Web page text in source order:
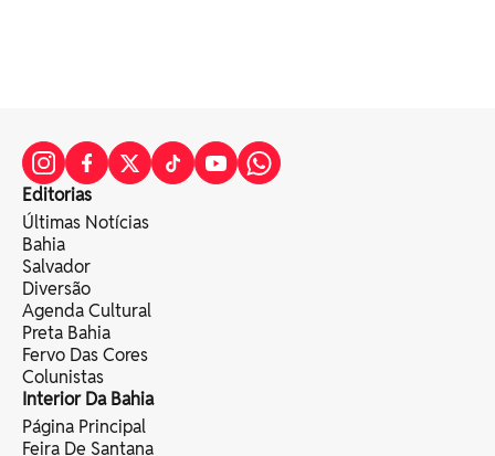
Editorias
Últimas Notícias
Bahia
Salvador
Diversão
Agenda Cultural
Preta Bahia
Fervo Das Cores
Colunistas
Interior Da Bahia
Página Principal
Feira De Santana